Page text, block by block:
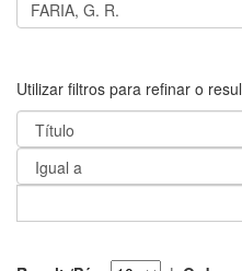
Utilizar filtros para refinar o